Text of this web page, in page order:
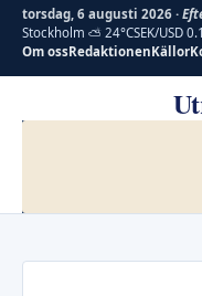
torsdag, 6 augusti 2026 ·
Stockholm ⛅ 24°CSEK/USD
Om ossRedaktionenKällor